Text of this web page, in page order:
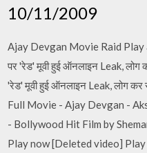
10/11/2009
Ajay Devgan Movie Raid Play
पर 'रेड' मूवी हुई ऑनलाइन Leak, लोग
'रेड' मूवी हुई ऑनलाइन Leak, लोग
Full Movie - Ajay Devgan -
- Bollywood Hit Film by
Play now [Deleted video]